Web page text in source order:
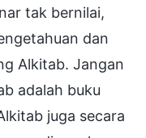
tak bernilai,
dan
Alkitab. Jangan
adalah buku
juga secara